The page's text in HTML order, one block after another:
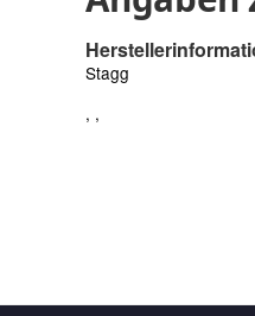
Stagg
, ,